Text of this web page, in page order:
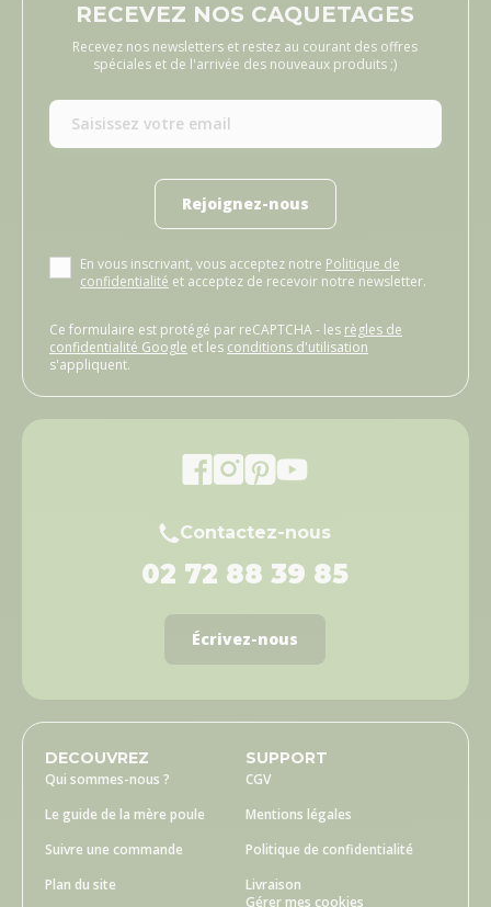
RECEVEZ NOS CAQUETAGES
Recevez nos newsletters et restez au courant des offres
spéciales et de l'arrivée des nouveaux produits ;)
Rejoignez-nous
En vous inscrivant, vous acceptez notre Politique de
confidentialité et acceptez de recevoir notre newsletter.
Ce formulaire est protégé par reCAPTCHA - les règles de
confidentialité Google et les conditions d'utilisation
s'appliquent.
Contactez-nous
02 72 88 39 85
Écrivez-nous
DECOUVREZ
Qui sommes-nous ?
Le guide de la mère poule
Suivre une commande
Plan du site
SUPPORT
CGV
Mentions légales
Politique de confidentialité
Livraison
Gérer mes cookies